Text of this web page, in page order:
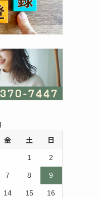
金 土 日
1 2
7 8 9
14 15 16